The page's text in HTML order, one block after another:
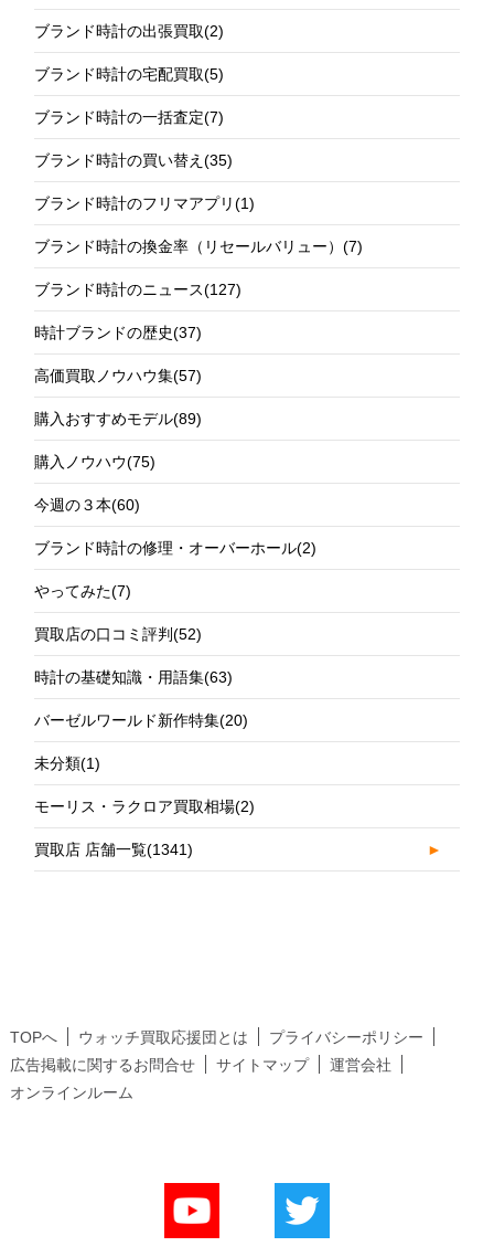
ブランド時計の出張買取(2)
ブランド時計の宅配買取(5)
ブランド時計の一括査定(7)
ブランド時計の買い替え(35)
ブランド時計のフリマアプリ(1)
ブランド時計の換金率（リセールバリュー）(7)
ブランド時計のニュース(127)
時計ブランドの歴史(37)
高価買取ノウハウ集(57)
購入おすすめモデル(89)
購入ノウハウ(75)
今週の３本(60)
ブランド時計の修理・オーバーホール(2)
やってみた(7)
買取店の口コミ評判(52)
時計の基礎知識・用語集(63)
バーゼルワールド新作特集(20)
未分類(1)
モーリス・ラクロア買取相場(2)
買取店 店舗一覧(1341) ►
TOPへ ウォッチ買取応援団とは
プライバシーポリシー
広告掲載に関するお問合せ
サイトマップ
運営会社
オンラインルーム